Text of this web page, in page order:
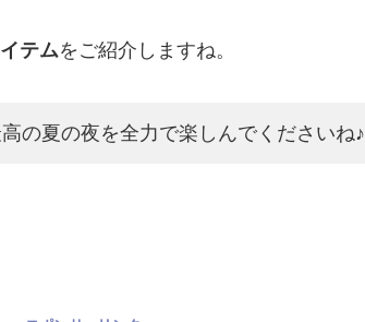
テムをご紹介しますね。
の夏の夜を全力で楽しんでくださいね♪